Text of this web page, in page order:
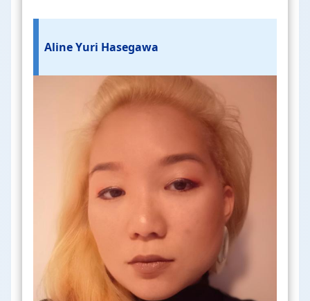
Aline Yuri Hasegawa